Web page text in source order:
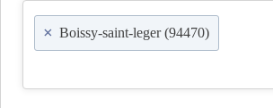
× Boissy-saint-leger (94470)